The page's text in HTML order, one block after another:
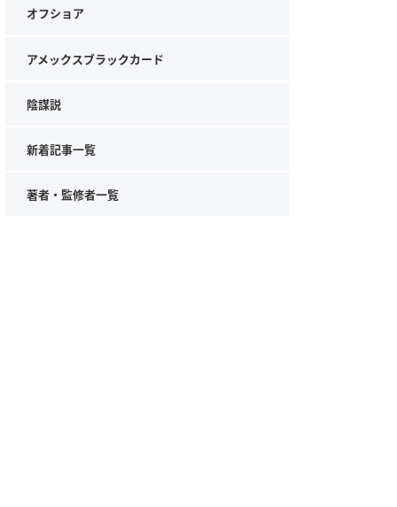
オフショア
アメックスブラックカード
陰謀説
新着記事一覧
著者・監修者一覧